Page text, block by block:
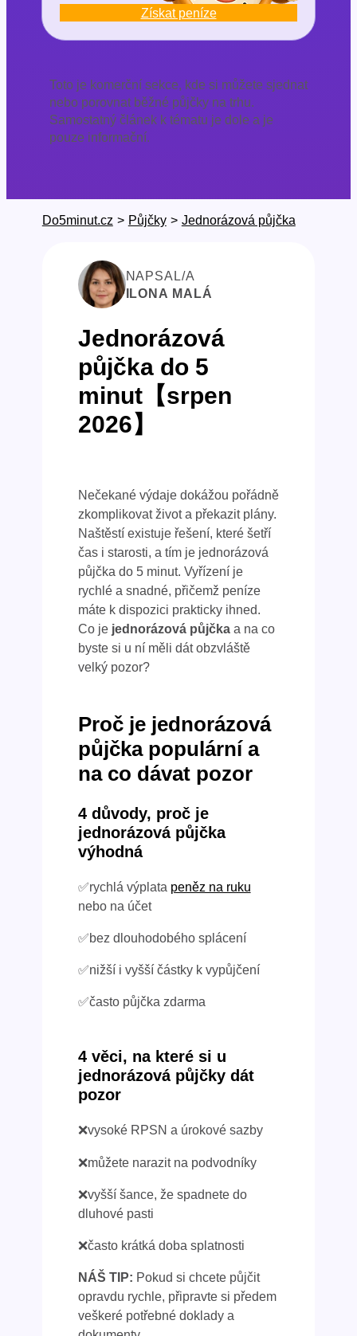
Získat peníze
Toto je komerční sekce, kde si můžete sjednat
nebo porovnat běžné půjčky na trhu.
Samostatný článek k tématu je dole a je
pouze informační.
Do5minut.cz > Půjčky > Jednorázová půjčka
NAPSAL/A
ILONA MALÁ
Jednorázová
půjčka do 5
minut【srpen
2026】
Nečekané výdaje dokážou pořádně
zkomplikovat život a překazit plány.
Naštěstí existuje řešení, které šetří
čas i starosti, a tím je jednorázová
půjčka do 5 minut. Vyřízení je
rychlé a snadné, přičemž peníze
máte k dispozici prakticky ihned.
Co je jednorázová půjčkaa na co
byste si u ní měli dát obzvláště
velký pozor?
Proč je jednorázová
půjčka populární a
na co dávat pozor
4 důvody, proč je
jednorázová půjčka
výhodná
✅rychlá výplata peněz na ruku
nebo na účet
✅bez dlouhodobého splácení
✅nižší i vyšší částky k vypůjčení
✅často půjčka zdarma
4 věci, na které si u
jednorázová půjčky dát
pozor
❌vysoké RPSN a úrokové sazby
❌můžete narazit na podvodníky
❌vyšší šance, že spadnete do
dluhové pasti
❌často krátká doba splatnosti
NÁŠ TIP: Pokud si chcete půjčit
opravdu rychle, připravte si předem
veškeré potřebné doklady a